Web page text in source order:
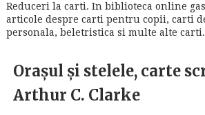
Reduceri la carti. In biblioteca online
articole despre carti pentru copii, carti
personala, beletristica si multe alte
Orașul și stelele, carte
Arthur C. Clarke